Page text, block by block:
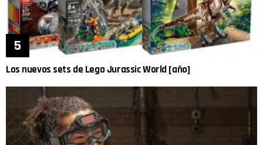
Los nuevos sets de Lego Jurassic World [año]